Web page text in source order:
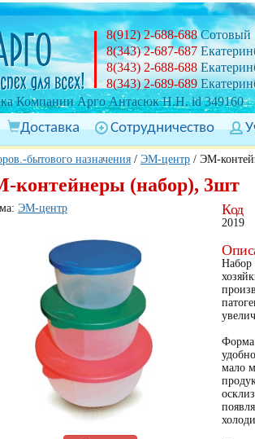
Компании Арго Антасюк Н.Н. id 349160
8(912) 2-688-688Сотовый
8(343) 2-687-687
8(343) 2-688-688
8(343) 2-689-689
Доставка Сотрудничество
бытового назначения / ЭМ-центр / ЭМ-
контейнеры (набор), 3шт
ЭМ-центр Код
2019
Набор
Форма
мало